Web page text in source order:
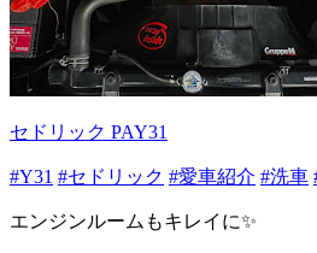
セドリック PAY31
#Y31 #セドリック #愛車紹介 #洗車
エンジンルームもキレイに✨